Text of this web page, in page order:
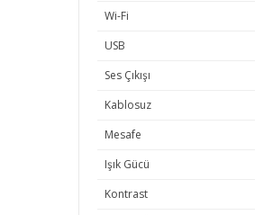
Wi-Fi
USB
Ses Çıkışı
Kablosuz
Mesafe
Işık Gücü
Kontrast